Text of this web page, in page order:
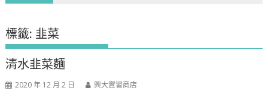
標籤: 韭菜
清水韭菜麵
2020 年 12 月 2 日 興大實習商店